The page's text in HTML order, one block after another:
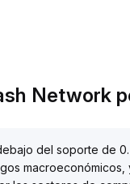
Network
del soporte de 0.